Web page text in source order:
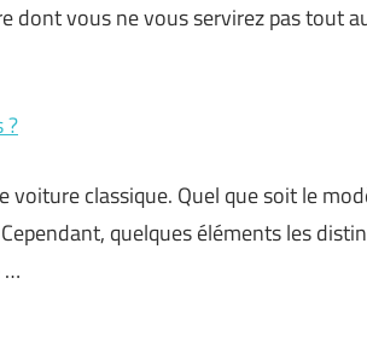
dont vous ne vous servirez pas tout
?
voiture classique. Quel que soit le
quelques éléments les
…